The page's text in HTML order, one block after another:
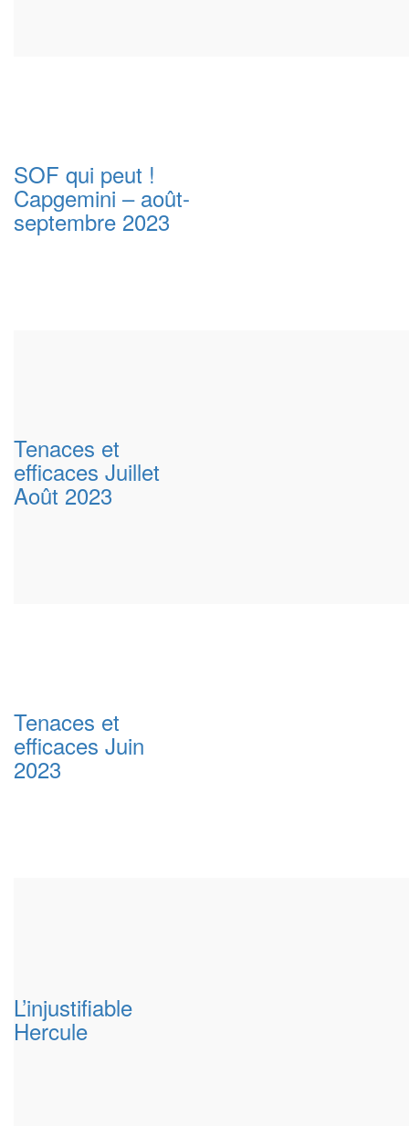
SOF qui peut !
Capgemini – août-
septembre 2023
Tenaces et
efficaces Juillet
Août 2023
Tenaces et
efficaces Juin
2023
L’injustifiable
Hercule